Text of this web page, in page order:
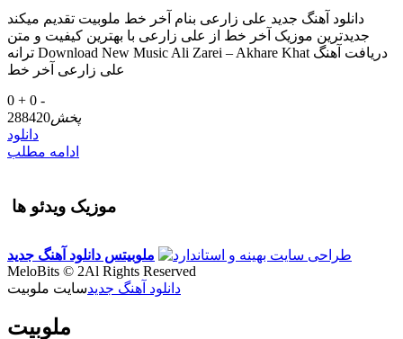
دانلود آهنگ جدید علی زارعی بنام آخر خط ملوبیت تقدیم میکند
جدیدترین موزیک آخر خط از علی زارعی با بهترین کیفیت و متن
ترانه Download New Music Ali Zarei – Akhare Khat دریافت آهنگ
علی زارعی آخر خط
0 + 0 -
پخش288420
دانلود
ادامه مطلب
موزیک ویدئو ها
ملوبیتس دانلود آهنگ جدید
MeloBits © 2Al Rights Reserved
دانلود آهنگ جدیدسایت ملوبیت
ملوبیت